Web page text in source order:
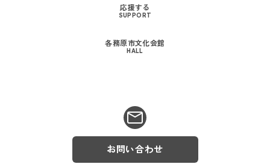
応援する
SUPPORT
各務原市文化会館
HALL
お問い合わせ